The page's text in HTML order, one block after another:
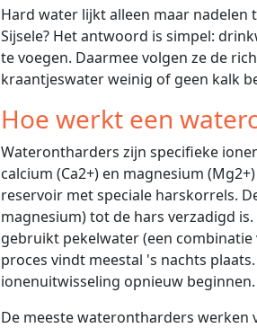
Hard water lijkt alleen maar
Sijsele? Het antwoord is simpel:
te voegen. Daarmee volgen ze de
kraantjeswater weinig of geen kalk
Hoe werkt een
Waterontharders zijn specifieke
calcium (Ca2+) en magnesium
reservoir met speciale harskorrels.
magnesium) tot de hars verzadigd
gebruikt pekelwater (een
proces vindt meestal 's nachts
ionenuitwisseling opnieuw
De meeste waterontharders